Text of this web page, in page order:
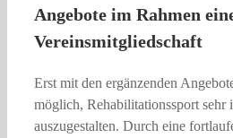
Angebote im Rahmen
Vereinsmitgliedschaft
Erst mit den ergänzenden
möglich, Rehabilitationssport sehr
auszugestalten. Durch eine